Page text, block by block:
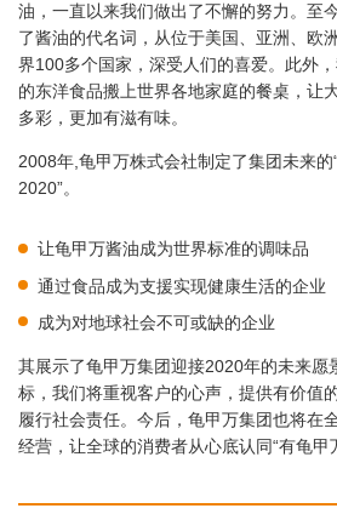
油，一直以来我们做出了不懈的努力。至
了酱油的代名词，从位于美国、亚洲、欧
界100多个国家，深受人们的喜爱。此外
的东洋食品搬上世界各地家庭的餐桌，让
多彩，更加有滋有味。
2008年,龟甲万株式会社制定了集团未来的
2020”。
让龟甲万酱油成为世界标准的调味品
通过食品成为支援实现健康生活的企业
成为对地球社会不可或缺的企业
其展示了龟甲万集团迎接2020年的未来愿
标，我们将重视客户的心声，提供有价值
履行社会责任。今后，龟甲万集团也将在
经营，让全球的消费者从心底认同“有龟甲